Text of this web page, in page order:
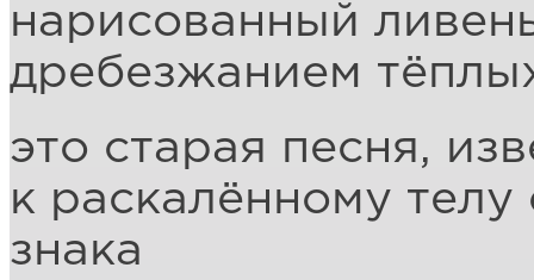
нарисованный
дребезжанием
это старая песня,
к раскалённому
знака